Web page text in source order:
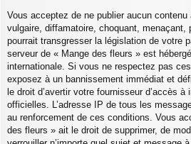
Vous acceptez de ne publier aucun contenu
vulgaire, diffamatoire, choquant, menaçant,
pourrait transgresser la législation de votre
serveur de « Mange des fleurs » est
internationale. Si vous ne respectez pas
exposez à un bannissement immédiat et
le droit d’avertir votre fournisseur d’accès
officielles. L’adresse IP de tous les
au renforcement de ces conditions. Vous
des fleurs » ait le droit de supprimer, de